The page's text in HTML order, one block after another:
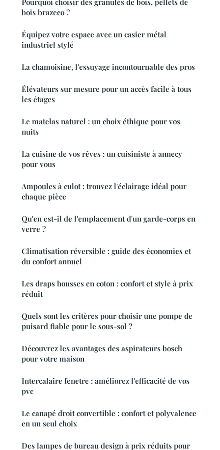
Pourquoi choisir des granulés de bois, pellets de
bois brazeco ?
Équipez votre espace avec un casier métal
industriel stylé
La chamoisine, l'essuyage incontournable des pros
Élévateurs sur mesure pour un accès facile à tous
les étages
Le matelas naturel : un choix éthique pour vos
nuits
La cuisine de vos rêves : un cuisiniste à annecy
pour vous
Ampoules à culot : trouvez l'éclairage idéal pour
chaque pièce
Qu'en est-il de l'emplacement d'un garde-corps en
verre ?
Climatisation réversible : guide des économies et
du confort annuel
Les draps housses en coton : confort et style à prix
réduit
Quels sont les critères pour choisir une pompe de
puisard fiable pour le sous-sol ?
Découvrez les avantages des aspirateurs bosch
pour votre maison
Intercalaire fenetre : améliorez l'efficacité de vos
pvc
Le canapé droit convertible : confort et polyvalence
en un seul choix
Des lampes de bureau design à prix réduits pour